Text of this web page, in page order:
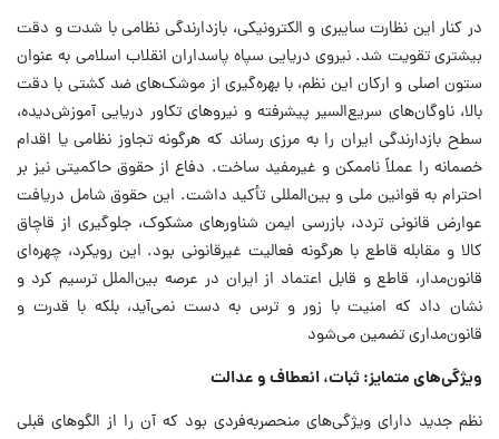
در کنار این نظارت سایبری و الکترونیکی، بازدارندگی نظامی با شدت و دقت
بیشتری تقویت شد. نیروی دریایی سپاه پاسداران انقلاب اسلامی به عنوان
ستون اصلی و ارکان این نظم، با بهره‌گیری از موشک‌های ضد کشتی با دقت
بالا، ناوگان‌های سریع‌السیر پیشرفته و نیروهای تکاور دریایی آموزش‌دیده،
سطح بازدارندگی ایران را به مرزی رساند که هرگونه تجاوز نظامی یا اقدام
خصمانه را عملاً ناممکن و غیرمفید ساخت. دفاع از حقوق حاکمیتی نیز بر
احترام به قوانین ملی و بین‌المللی تأکید داشت. این حقوق شامل دریافت
عوارض قانونی تردد، بازرسی ایمن شناورهای مشکوک، جلوگیری از قاچاق
کالا و مقابله قاطع با هرگونه فعالیت غیرقانونی بود. این رویکرد، چهره‌ای
قانون‌مدار، قاطع و قابل اعتماد از ایران در عرصه بین‌الملل ترسیم کرد و
نشان داد که امنیت با زور و ترس به دست نمی‌آید، بلکه با قدرت و
قانون‌مداری تضمین می‌شود
ویژگی‌های متمایز: ثبات، انعطاف و عدالت
نظم جدید دارای ویژگی‌های منحصربه‌فردی بود که آن را از الگوهای قبلی